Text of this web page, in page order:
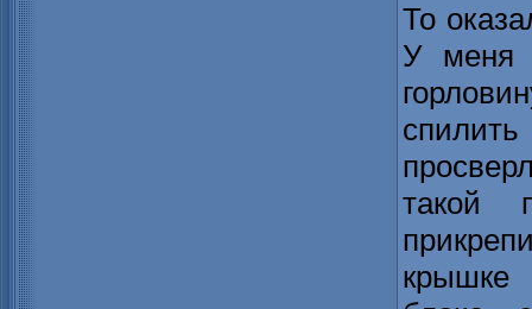
То
У меня
такой
крышке